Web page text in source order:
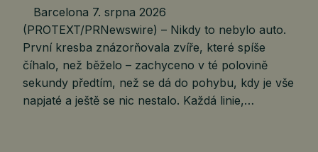
Barcelona 7. srpna 2026
(PROTEXT/PRNewswire) – Nikdy to nebylo auto.
První kresba znázorňovala zvíře, které spíše
číhalo, než běželo – zachyceno v té polovině
sekundy předtím, než se dá do pohybu, kdy je vše
napjaté a ještě se nic nestalo. Každá linie,…